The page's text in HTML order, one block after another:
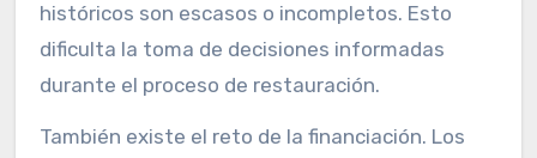
históricos son escasos o incompletos. Esto
dificulta la toma de decisiones informadas
durante el proceso de restauración.
También existe el reto de la financiación. Los